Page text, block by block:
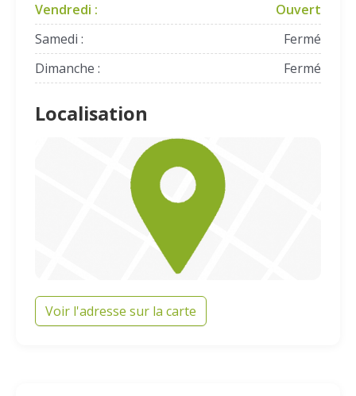
Vendredi :
Ouvert
Samedi :
Fermé
Dimanche :
Fermé
Localisation
Voir l'adresse sur la carte